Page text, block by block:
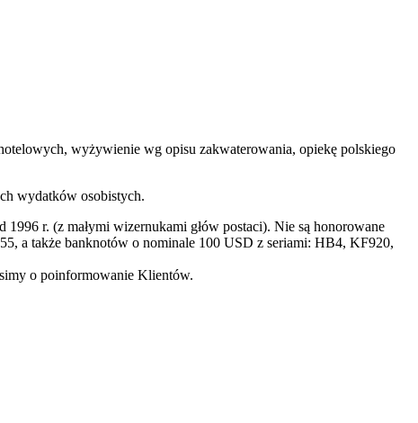
wyżywienie wg opisu zakwaterowania, opiekę polskiego
wydatków osobistych.
r. (z małymi wizernukami głów postaci). Nie są honorowane
a także banknotów o nominale 100 USD z seriami: HB4, KF920,
o poinformowanie Klientów.